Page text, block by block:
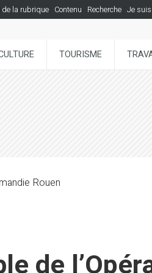
de la rubrique Contenu Recherche Je suis
TOURISME
Rouen